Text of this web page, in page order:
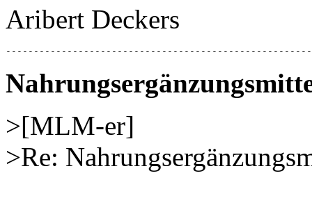
Aribert Deckers
>[MLM-er]
>Re: